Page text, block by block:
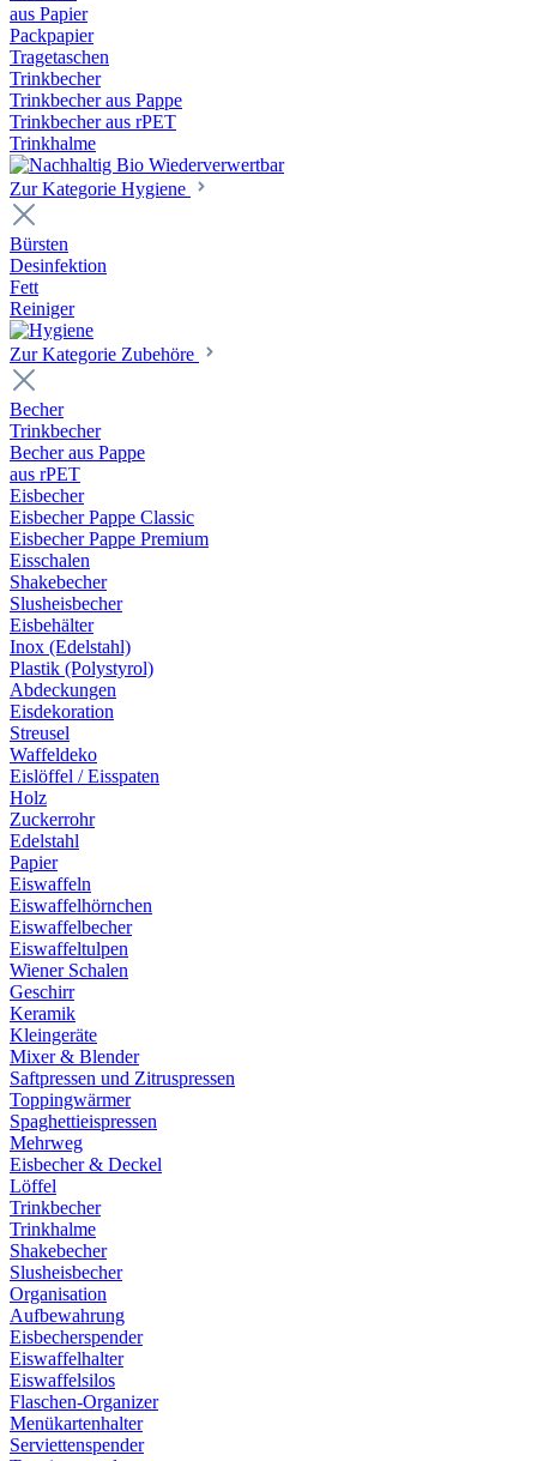
aus Papier
Packpapier
Tragetaschen
Trinkbecher
Trinkbecher aus Pappe
Trinkbecher aus rPET
Trinkhalme
Zur Kategorie Hygiene
Bürsten
Desinfektion
Fett
Reiniger
Zur Kategorie Zubehöre
Becher
Trinkbecher
Becher aus Pappe
aus rPET
Eisbecher
Eisbecher Pappe Classic
Eisbecher Pappe Premium
Eisschalen
Shakebecher
Slusheisbecher
Eisbehälter
Inox (Edelstahl)
Plastik (Polystyrol)
Abdeckungen
Eisdekoration
Streusel
Waffeldeko
Eislöffel / Eisspaten
Holz
Zuckerrohr
Edelstahl
Papier
Eiswaffeln
Eiswaffelhörnchen
Eiswaffelbecher
Eiswaffeltulpen
Wiener Schalen
Geschirr
Keramik
Kleingeräte
Mixer & Blender
Saftpressen und Zitruspressen
Toppingwärmer
Spaghettieispressen
Mehrweg
Eisbecher & Deckel
Löffel
Trinkbecher
Trinkhalme
Shakebecher
Slusheisbecher
Organisation
Aufbewahrung
Eisbecherspender
Eiswaffelhalter
Eiswaffelsilos
Flaschen-Organizer
Menükartenhalter
Serviettenspender